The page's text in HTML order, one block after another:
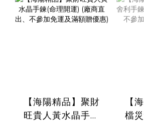
【海陽精品】聚財
旺貴人黃水晶手鍊
【
檔